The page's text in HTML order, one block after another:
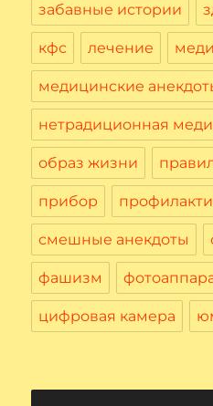
забавные истории
кфс лечение
медицинские
нетрадиционная
образ жизни
прибор
смешные анекдоты
фашизм
цифровая камера